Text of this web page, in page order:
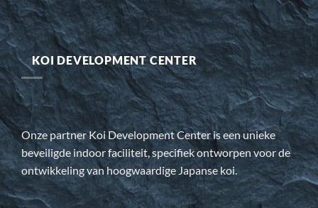
KOI DEVELOPMENT CENTER
Onze partner Koi Development Center is een unieke
beveiligde indoor faciliteit, specifiek ontworpen voor de
ontwikkeling van hoogwaardige Japanse koi.